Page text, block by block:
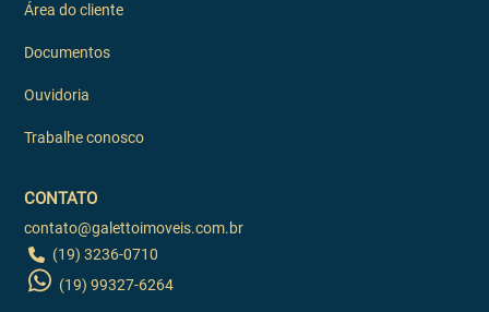
Área do cliente
Documentos
Ouvidoria
Trabalhe conosco
CONTATO
contato@galettoimoveis.com.br
(19) 3236-0710
(19) 99327-6264